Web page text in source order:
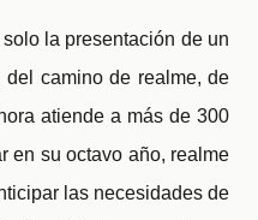
la presentación de un
camino de realme, de
atiende a más de 300
en su octavo año, realme
las necesidades de